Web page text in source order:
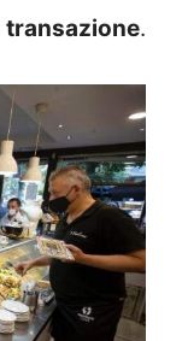
transazione.